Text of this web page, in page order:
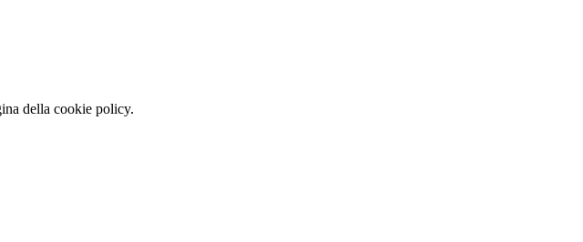
della cookie policy.